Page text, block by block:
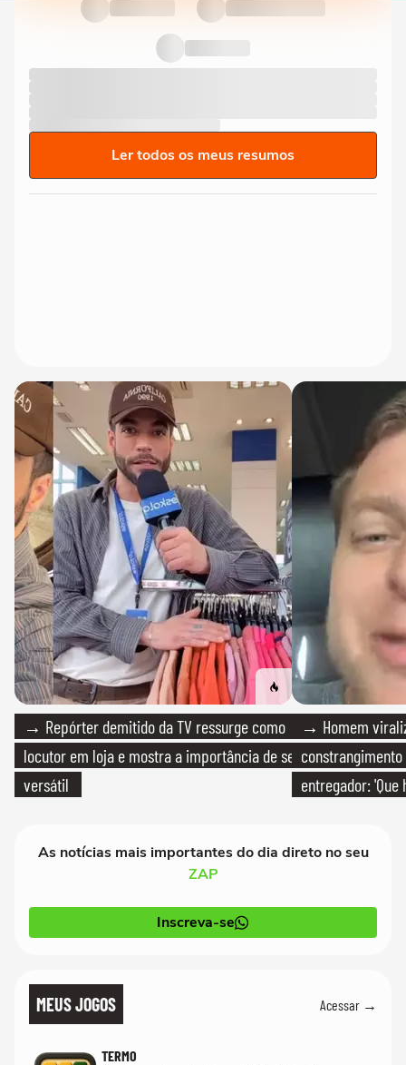
Ler todos os meus resumos
→ Repórter demitido da TV ressurge como
locutor em loja e mostra a importância de ser
versátil
→ Homem
entregador: 'Que
As notícias mais importantes do dia direto no seu
ZAP
Inscreva-se
MEUS JOGOS Acessar →
TERMO